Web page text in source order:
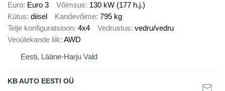
Euro Euro 3 Võimsus 130 kW (177 h.j.)
Kütus diisel Kandevõime 795 kg
Telje konfiguratsioon 4x4 Vedrustus vedru/vedru
Veoülekande liik AWD
Eesti, Lääne-Harju Vald
KB AUTO EESTI OÜ